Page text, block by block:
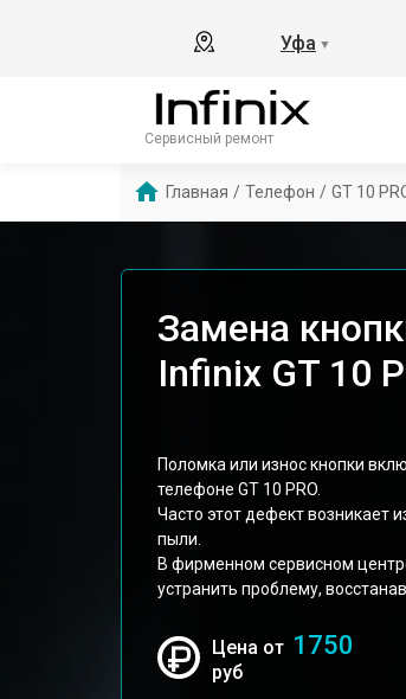
Уфа ▼
Сервисный ремонт
Главная / Телефон / GT 10
Замена
Infinix GT 10
Поломка или износ кнопки
телефоне GT 10 PRO.
Часто этот дефект возникает
пыли.
В фирменном сервисном
устранить проблему,
Цена от 1750
руб